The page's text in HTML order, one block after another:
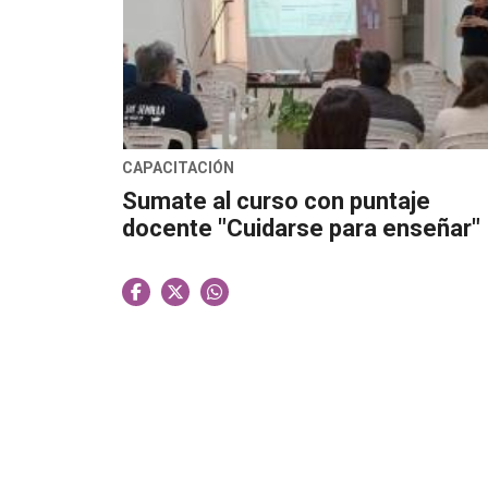
CAPACITACIÓN
Sumate al curso con puntaje
docente "Cuidarse para enseñar"